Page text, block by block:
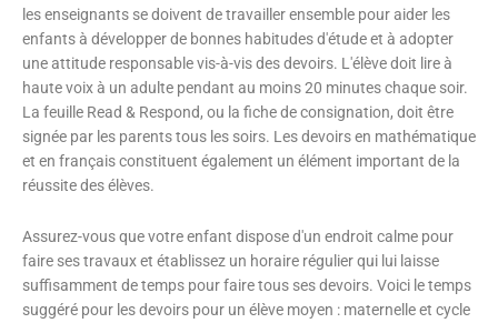
les enseignants se doivent de travailler ensemble pour aider les
enfants à développer de bonnes habitudes d'étude et à adopter
une attitude responsable vis-à-vis des devoirs. L'élève doit lire à
haute voix à un adulte pendant au moins 20 minutes chaque soir.
La feuille Read & Respond, ou la fiche de consignation, doit être
signée par les parents tous les soirs. Les devoirs en mathématique
et en français constituent également un élément important de la
réussite des élèves.
Assurez-vous que votre enfant dispose d'un endroit calme pour
faire ses travaux et établissez un horaire régulier qui lui laisse
suffisamment de temps pour faire tous ses devoirs. Voici le temps
suggéré pour les devoirs pour un élève moyen : maternelle et cycle